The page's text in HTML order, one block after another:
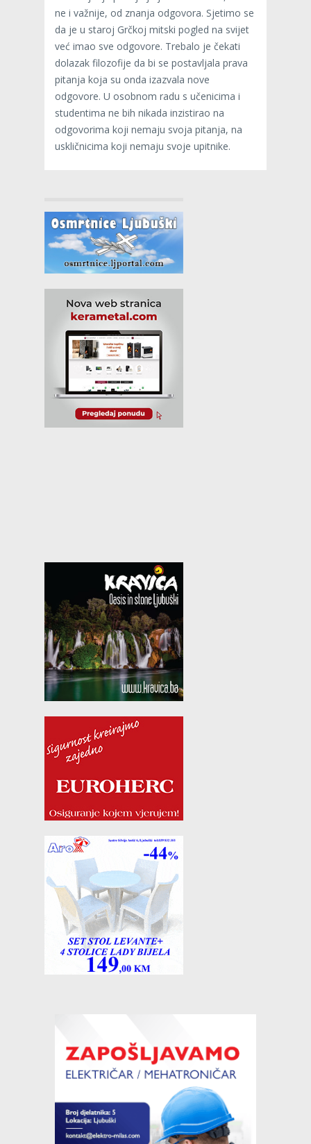
ne i važnije, od znanja odgovora. Sjetimo se
da je u staroj Grčkoj mitski pogled na svijet
već imao sve odgovore. Trebalo je čekati
dolazak filozofije da bi se postavljala prava
pitanja koja su onda izazvala nove
odgovore. U osobnom radu s učenicima i
studentima ne bih nikada inzistirao na
odgovorima koji nemaju svoja pitanja, na
uskličnicima koji nemaju svoje upitnike.